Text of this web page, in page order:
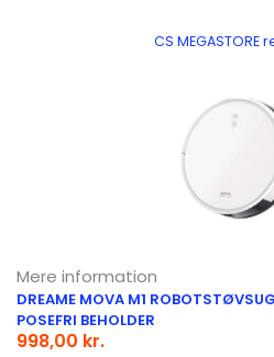
CS MEGASTORE
Mere information
DREAME MOVA M1
POSEFRI BEHOLDER
998,00 kr.